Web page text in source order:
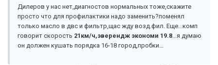
Дилеров у нас нет,диагностов нормальных тоже,скажите
просто что для профилактики надо заменить?поменял
только масло в двс и фильтр,щас жду возд.фил. Еще...комп
говорит скорость 21км/ч,эверендж экономи 19.8...я думаю
он должен кушать порядка 16-18 город,пробки...